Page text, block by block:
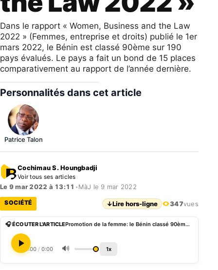
Dans le rapport « Women, Business and the Law
2022 » (Femmes, entreprise et droits) publié le 1er
mars 2022, le Bénin est classé 90ème sur 190
pays évalués. Le pays a fait un bond de 15 places
comparativement au rapport de l’année dernière.
Personnalités dans cet article
Patrice Talon
Cochimau S. Houngbadji
Voir tous ses articles
Le 9 mar 2022 à 13:11 •MàJ le 9 mar 2022
SOCIÉTÉ ↓Lire hors-ligne 347vues
🎧 ÉCOUTER L'ARTICLE Promotion de la femme: le Bénin classé 90ème dans « Women, Business and the Law 2022 »
0:00 / 0:00 🔊 1x